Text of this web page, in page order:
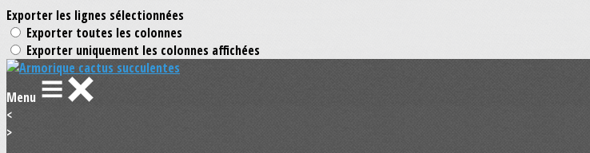
Exporter les lignes sélectionnées
Exporter toutes les colonnes
Exporter uniquement les colonnes affichées
Menu
<
>